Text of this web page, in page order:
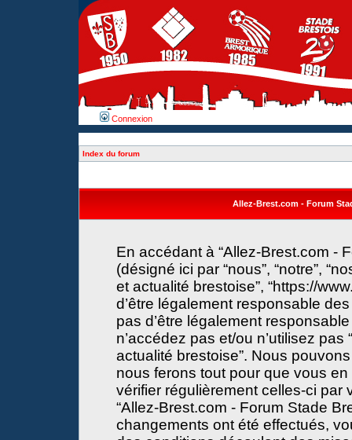
Connexion
Index du forum
Allez-Brest.com - Forum
En accédant à “Allez-Brest.com -
(désigné ici par “nous”, “notre”,
et actualité brestoise”, “https://
d’être légalement responsable
pas d’être légalement
n’accédez pas et/ou n’utilisez
actualité brestoise”. Nous
nous ferons tout pour que vous
vérifier régulièrement celles-ci par
“Allez-Brest.com - Forum Stade
changements ont été effectués,